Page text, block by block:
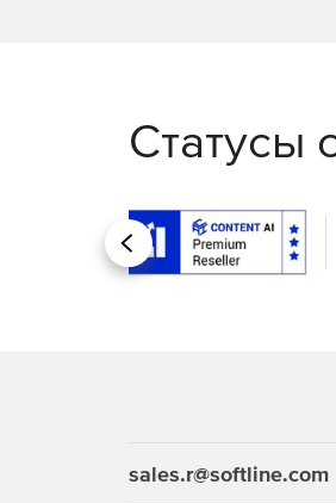
Статусы
Назад
sales.r@softline.com